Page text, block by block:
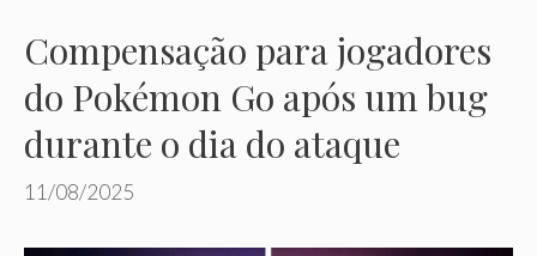
Compensação para jogadores
do Pokémon Go após um bug
durante o dia do ataque
11/08/2025